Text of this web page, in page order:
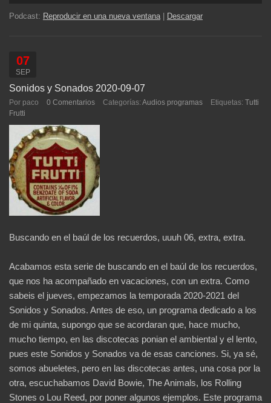
audio
Podcast: Reproducir en una nueva ventana Descargar
07
SEP
Sonidos y Sonados 2020-09-07
Por paco 0 Comentarios Categorías: Audios programas Etiquetas: Tutti
Frutti
Buscando en el baúl de los recuerdos, uuuh 06, extra, extra.
Acabamos esta serie de buscando en el baúl de los recuerdos,
que nos ha acompañado en vacaciones, con un extra. Como
sabeis el jueves, empezamos la temporada 2020-2021 del
Sonidos y Sonados. Antes de eso, un programa dedicado a los
de mi quinta, supongo que se acordaran que, hace mucho,
mucho tiempo, en las discotecas ponian el ambiental y el lento,
pues este Sonidos y Sonados va de esas canciones. Si, ya sé,
somos abueletes, pero en las discotecas antes, una cosa por la
otra, escuchabamos David Bowie, The Animals, los Rolling
Stones o Lou Reed, por poner algunos ejemplos. Este programa